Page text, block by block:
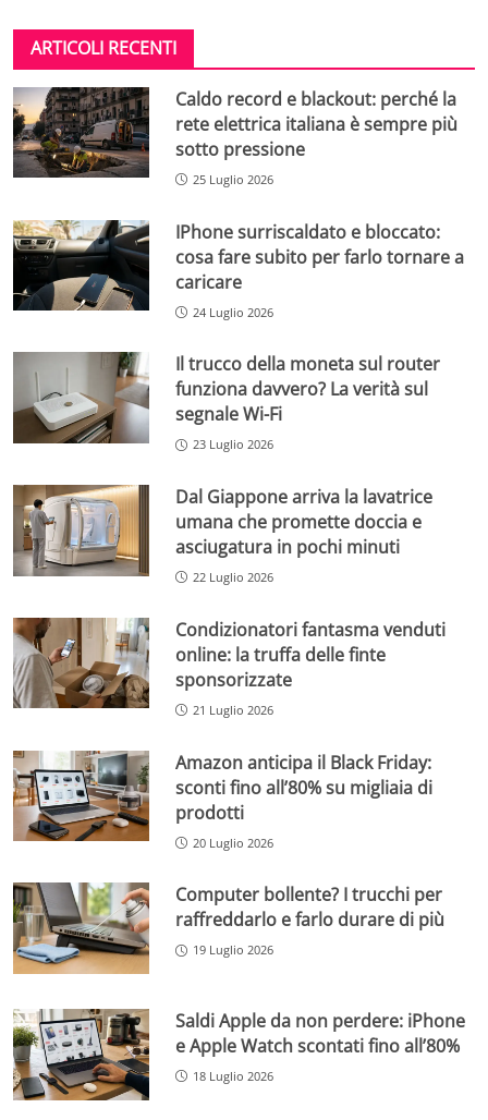
ARTICOLI RECENTI
Caldo record e blackout: perché la
rete elettrica italiana è sempre più
sotto pressione
25 Luglio 2026
IPhone surriscaldato e bloccato:
cosa fare subito per farlo tornare a
caricare
24 Luglio 2026
Il trucco della moneta sul router
funziona davvero? La verità sul
segnale Wi-Fi
23 Luglio 2026
Dal Giappone arriva la lavatrice
umana che promette doccia e
asciugatura in pochi minuti
22 Luglio 2026
Condizionatori fantasma venduti
online: la truffa delle finte
sponsorizzate
21 Luglio 2026
Amazon anticipa il Black Friday:
sconti fino all’80% su migliaia di
prodotti
20 Luglio 2026
Computer bollente? I trucchi per
raffreddarlo e farlo durare di più
19 Luglio 2026
Saldi Apple da non perdere: iPhone
e Apple Watch scontati fino all’80%
18 Luglio 2026